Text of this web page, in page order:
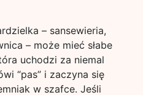
– sansewieria,
– może mieć słabe
uchodzi za niemal
“pas” i zaczyna się
w szafce. Jeśli